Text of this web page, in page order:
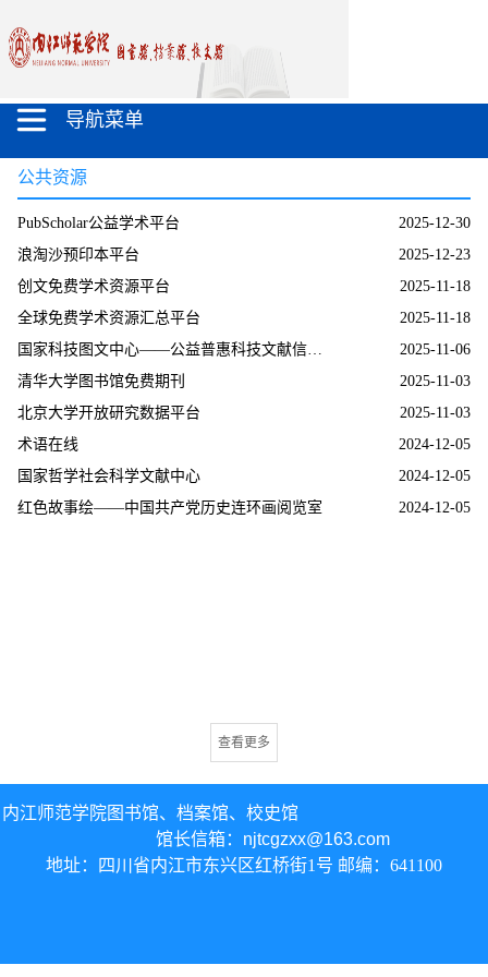
导航菜单
公共资源
2025-12-30
PubScholar公益学术平台
2025-12-23
浪淘沙预印本平台
2025-11-18
创文免费学术资源平台
2025-11-18
全球免费学术资源汇总平台
2025-11-06
国家科技图文中心——公益普惠科技文献信息服务
2025-11-03
清华大学图书馆免费期刊
2025-11-03
北京大学开放研究数据平台
2024-12-05
术语在线
2024-12-05
国家哲学社会科学文献中心
2024-12-05
红色故事绘——中国共产党历史连环画阅览室
查看更多
内江师范学院图书馆、 档案馆、校史馆
馆长信箱： njtcgzxx@163.com
地址：四川省内江市东兴区红桥街1号 邮编：641100